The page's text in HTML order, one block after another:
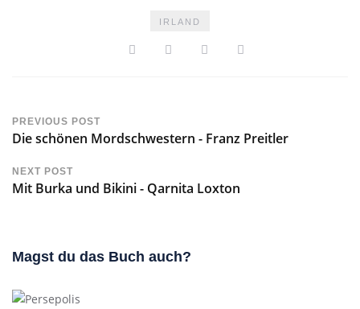
IRLAND
PREVIOUS POST
Die schönen Mordschwestern - Franz Preitler
NEXT POST
Mit Burka und Bikini - Qarnita Loxton
Magst du das Buch auch?